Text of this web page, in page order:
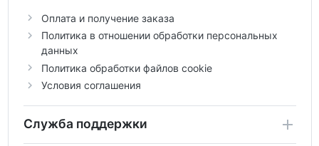
Оплата и получение заказа
Политика в отношении обработки персональных
данных
Политика обработки файлов cookie
Условия соглашения
Служба поддержки